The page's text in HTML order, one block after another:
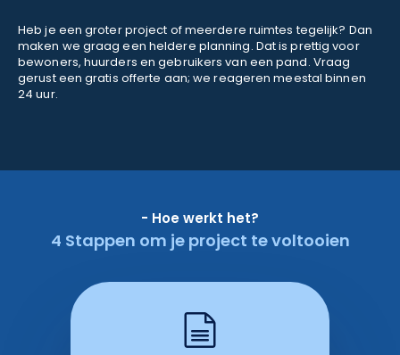
Heb je een groter project of meerdere ruimtes tegelijk? Dan
maken we graag een heldere planning. Dat is prettig voor
bewoners, huurders en gebruikers van een pand. Vraag
gerust een gratis offerte aan; we reageren meestal binnen
24 uur.
- Hoe werkt het?
4 Stappen om je project te voltooien